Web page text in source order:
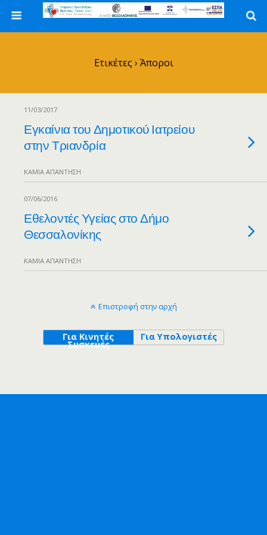
Ετικέτες › Άποροι
11/03/2017
Εγκαίνια του Δημοτικού Ιατρείου
στην Τριανδρία
ΚΑΜΊΑ ΑΠΆΝΤΗΣΗ
07/06/2016
Εθελοντές Υγείας στο Δήμο
Θεσσαλονίκης
ΚΑΜΊΑ ΑΠΆΝΤΗΣΗ
Επιστροφή στην αρχή
Για Κινητές
Συσκευές
Για Υπολογιστές